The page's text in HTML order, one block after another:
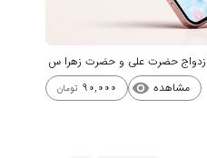
حضرت علی و حضرت زهرا س
مشاهده visibility
90,000 تومان